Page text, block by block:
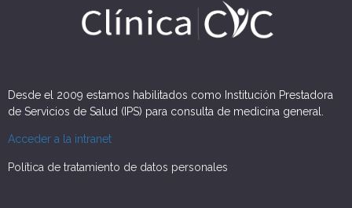
Desde el 2009 estamos habilitados como Institución Prestadora
de Servicios de Salud (IPS) para consulta de medicina general.
Acceder a la intranet
Política de tratamiento de datos personales